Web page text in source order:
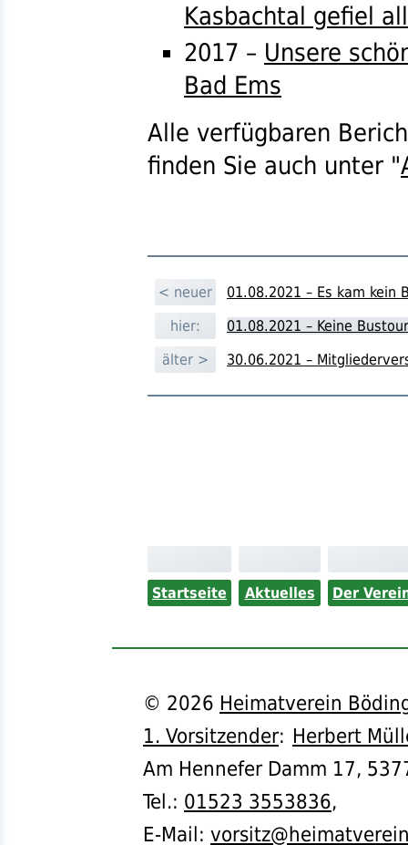
Kasbachtal gefiel
2017 – Unsere
Bad Ems
Alle verfügbaren
finden Sie auch unter "
< neuer
01.08.2021 – Es kam kein
hier:
01.08.2021 – Keine
älter >
30.06.2021 –
Startseite Aktuelles Der
© 2026 Heimatverein
1. Vorsitzender: Herbert
Am Hennefer Damm 17,
Tel.: 01523 3553836,
E-Mail: